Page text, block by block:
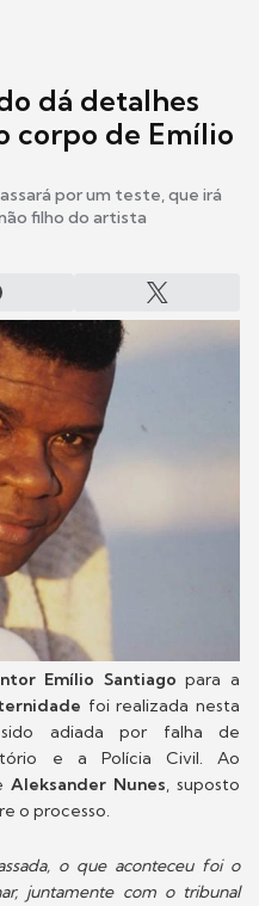
dá detalhes
corpo de Emílio
por um teste, que irá
filho do artista
Emílio Santiagopara a
foi realizada nesta
adiada por falha de
e a Polícia Civil. Ao
Aleksander Nunes, suposto
o processo.
o que aconteceu foi o
juntamente com o tribunal